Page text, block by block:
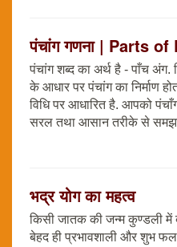
पंचांग गणना | Parts
पंचांग शब्द का अर्थ है - पाँच अंग.
के आधार पर पंचांग का निर्माण
विधि पर आधारित है. आपको
सरल तथा आसान तरीके से
भद्र योग का महत्व
किसी जातक की जन्म कुण्डली में
बेहद ही प्रभावशाली और शुभ